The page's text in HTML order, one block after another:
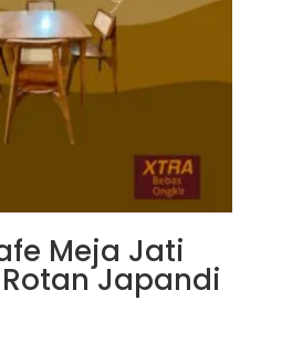
Meja Jati
Japandi